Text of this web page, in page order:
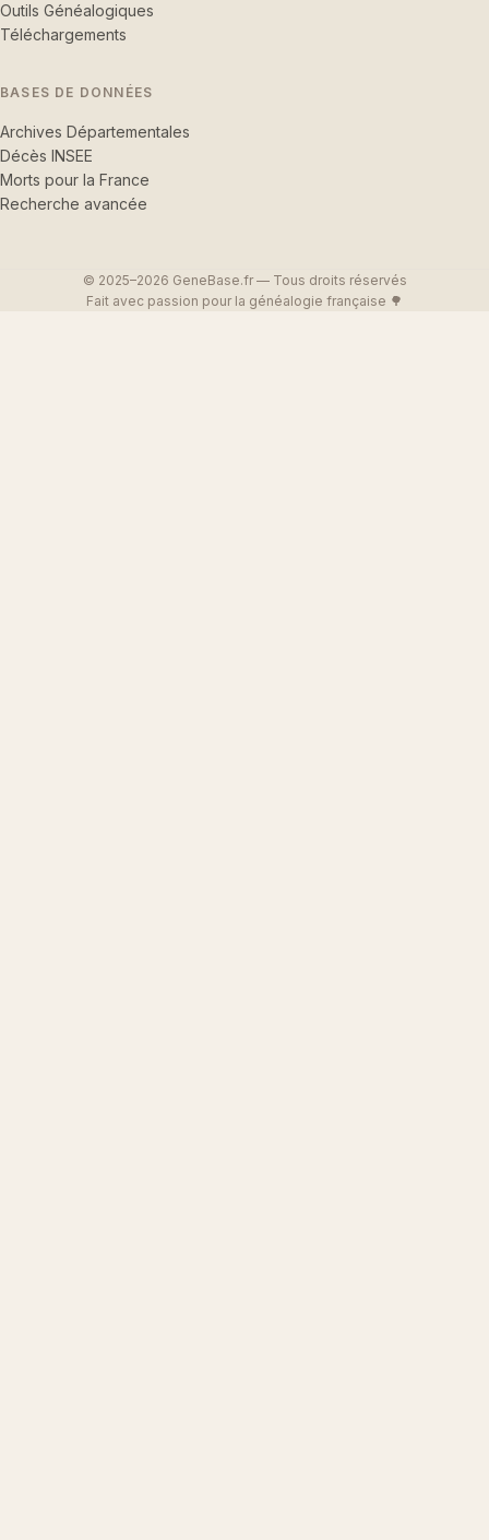
Outils Généalogiques
Téléchargements
BASES DE DONNÉES
Archives Départementales
Décès INSEE
Morts pour la France
Recherche avancée
© 2025–2026 GeneBase.fr — Tous droits réservés
Fait avec passion pour la généalogie française 🌳